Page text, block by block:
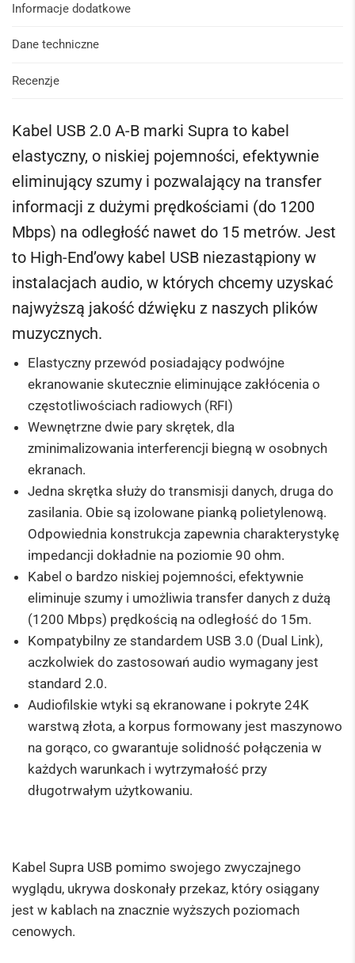
Informacje dodatkowe
Dane techniczne
Recenzje
Kabel USB 2.0 A-B marki Supra to kabel
elastyczny, o niskiej pojemności, efektywnie
eliminujący szumy i pozwalający na transfer
informacji z dużymi prędkościami (do 1200
Mbps) na odległość nawet do 15 metrów. Jest
to High-End’owy kabel USB niezastąpiony w
instalacjach audio, w których chcemy uzyskać
najwyższą jakość dźwięku z naszych plików
muzycznych.
Elastyczny przewód posiadający podwójne
ekranowanie skutecznie eliminujące zakłócenia o
częstotliwościach radiowych (RFI)
Wewnętrzne dwie pary skrętek, dla
zminimalizowania interferencji biegną w osobnych
ekranach.
Jedna skrętka służy do transmisji danych, druga do
zasilania. Obie są izolowane pianką polietylenową.
Odpowiednia konstrukcja zapewnia charakterystykę
impedancji dokładnie na poziomie 90 ohm.
Kabel o bardzo niskiej pojemności, efektywnie
eliminuje szumy i umożliwia transfer danych z dużą
(1200 Mbps) prędkością na odległość do 15m.
Kompatybilny ze standardem USB 3.0 (Dual Link),
aczkolwiek do zastosowań audio wymagany jest
standard 2.0.
Audiofilskie wtyki są ekranowane i pokryte 24K
warstwą złota, a korpus formowany jest maszynowo
na gorąco, co gwarantuje solidność połączenia w
każdych warunkach i wytrzymałość przy
długotrwałym użytkowaniu.
Kabel Supra USB pomimo swojego zwyczajnego
wyglądu, ukrywa doskonały przekaz, który osiągany
jest w kablach na znacznie wyższych poziomach
cenowych.